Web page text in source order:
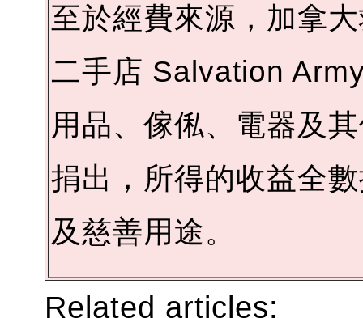
至於經費來源，加拿
二手店 Salvation
用品、傢俬、電器及
捐出，所得的收益全
及慈善用途。
Related articles: